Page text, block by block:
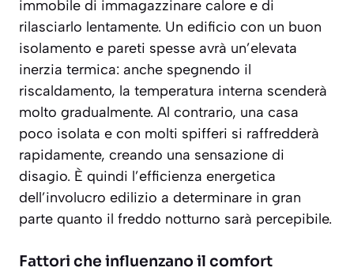
immobile di immagazzinare calore e di
rilasciarlo lentamente. Un edificio con un buon
isolamento e pareti spesse avrà un’elevata
inerzia termica: anche spegnendo il
riscaldamento, la temperatura interna scenderà
molto gradualmente. Al contrario, una casa
poco isolata e con molti spifferi si raffredderà
rapidamente, creando una sensazione di
disagio. È quindi l’efficienza energetica
dell’involucro edilizio a determinare in gran
parte quanto il freddo notturno sarà percepibile.
Fattori che influenzano il comfort